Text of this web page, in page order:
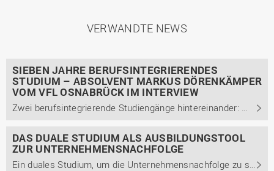
VERWANDTE NEWS
SIEBEN JAHRE BERUFSINTEGRIERENDES
STUDIUM – ABSOLVENT MARKUS DÖRENKÄMPER
VOM VFL OSNABRÜCK IM INTERVIEW
Zwei berufsintegrierende Studiengänge hintereinander: Markus Dörenkämper schaut auf seine Leistung zurück und berichtet im Interview von seiner Entscheidung für das duale Studium, anstrengenden und lohnenswerten Phasen und seiner aktuellen Tätigkeit beim VfL Osnabrück.
DAS DUALE STUDIUM ALS AUSBILDUNGSTOOL
ZUR UNTERNEHMENSNACHFOLGE
Ein duales Studium, um die Unternehmensnachfolge zu sichern? Das war der Plan von Andreas und Oliver Lackmann. O. Lackmann studierte dual Wirtschaftsinformatik am Campus Lingen, um eines Tages den Familienbetrieb zu übernehmen. Im Interview geben die beiden Einblicke in den Weg vom dual ...